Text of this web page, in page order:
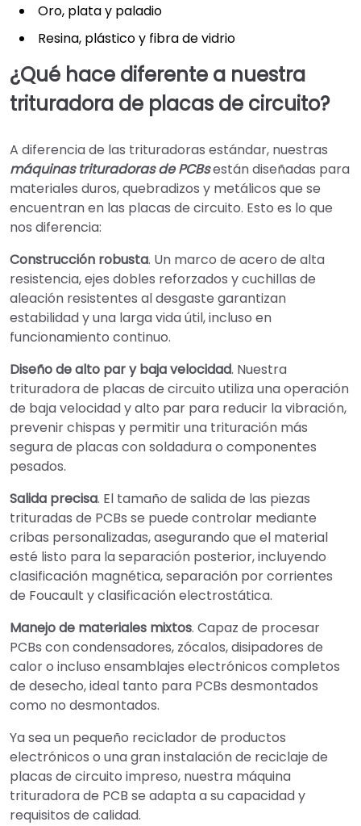
Oro, plata y paladio
Resina, plástico y fibra de vidrio
¿Qué hace diferente a nuestra
trituradora de placas de circuito?
A diferencia de las trituradoras estándar, nuestras
máquinas trituradoras de PCBsestán diseñadas para
materiales duros, quebradizos y metálicos que se
encuentran en las placas de circuito. Esto es lo que
nos diferencia:
Construcción robusta. Un marco de acero de alta
resistencia, ejes dobles reforzados y cuchillas de
aleación resistentes al desgaste garantizan
estabilidad y una larga vida útil, incluso en
funcionamiento continuo.
Diseño de alto par y baja velocidad. Nuestra
trituradora de placas de circuito utiliza una operación
de baja velocidad y alto par para reducir la vibración,
prevenir chispas y permitir una trituración más
segura de placas con soldadura o componentes
pesados.
Salida precisa. El tamaño de salida de las piezas
trituradas de PCBs se puede controlar mediante
cribas personalizadas, asegurando que el material
esté listo para la separación posterior, incluyendo
clasificación magnética, separación por corrientes
de Foucault y clasificación electrostática.
Manejo de materiales mixtos. Capaz de procesar
PCBs con condensadores, zócalos, disipadores de
calor o incluso ensamblajes electrónicos completos
de desecho, ideal tanto para PCBs desmontados
como no desmontados.
Ya sea un pequeño reciclador de productos
electrónicos o una gran instalación de reciclaje de
placas de circuito impreso, nuestra máquina
trituradora de PCB se adapta a su capacidad y
requisitos de calidad.